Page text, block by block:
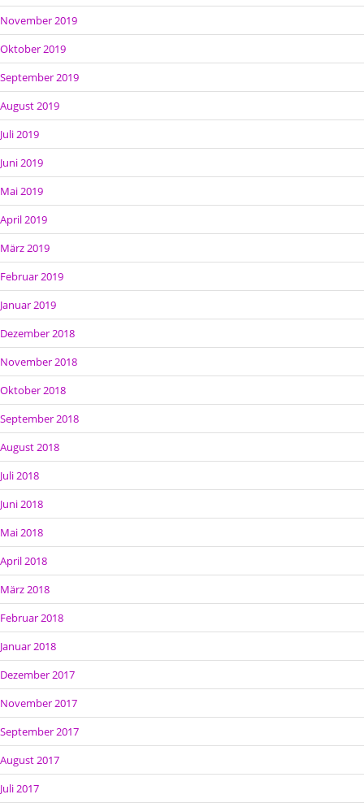
November 2019
Oktober 2019
September 2019
August 2019
Juli 2019
Juni 2019
Mai 2019
April 2019
März 2019
Februar 2019
Januar 2019
Dezember 2018
November 2018
Oktober 2018
September 2018
August 2018
Juli 2018
Juni 2018
Mai 2018
April 2018
März 2018
Februar 2018
Januar 2018
Dezember 2017
November 2017
September 2017
August 2017
Juli 2017